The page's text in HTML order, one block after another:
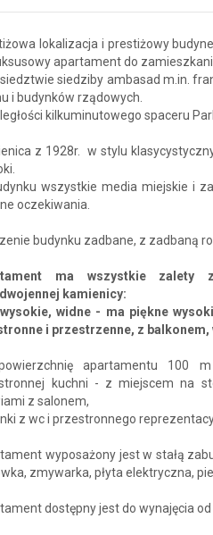
lokalizacja i prestiżowy
apartament do
siedziby ambasad m.in.
i budynków rządowych.
kilkuminutowego spaceru
z 1928r. w stylu
wszystkie media miejskie i
oczekiwania.
budynku zadbane, z zadbaną
ma wszystkie zalety
kamienicy:
widne - ma piękne
i przestrzenne, z
apartamentu 100
kuchni - z miejscem na
z salonem,
z wc i przestronnego
wyposażony jest w stałą
zmywarka, płyta elektryczna,
dostępny jest do wynajęcia od